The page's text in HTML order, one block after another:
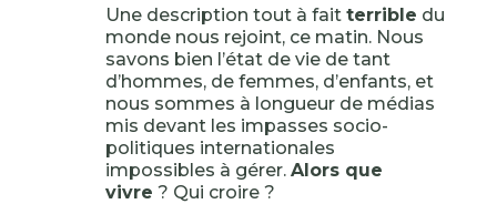
Une description tout à fait terrible du
monde nous rejoint, ce matin. Nous
savons bien l’état de vie de tant
d’hommes, de femmes, d’enfants, et
nous sommes à longueur de médias
mis devant les impasses socio-
politiques internationales
impossibles à gérer. Alors que
vivre ? Qui croire ?